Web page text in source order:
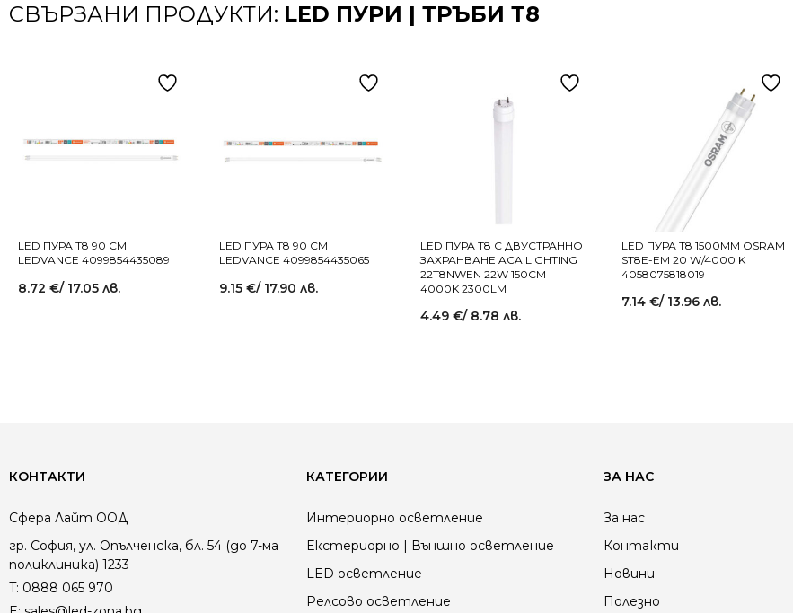
СВЪРЗАНИ ПРОДУКТИ: LED ПУРИ | ТРЪБИ Т8
LED ПУРА T8 90 СМ
LEDVANCE 4099854435089
8.72 €/ 17.05 лв.
LED ПУРА T8 90 СМ
LEDVANCE 4099854435065
9.15 €/ 17.90 лв.
LED ПУРА T8 С ДВУСТРАННО
ЗАХРАНВАНЕ ACA LIGHTING
22T8NWEN 22W 150СМ
4000K 2300LM
4.49 €/ 8.78 лв.
LED ПУРА Т8 1500MM OSRAM
ST8E-EM 20 W/4000 K
4058075818019
7.14 €/ 13.96 лв.
КОНТАКТИ
Сфера Лайт ООД
гр. София, ул. Опълченска, бл. 54 (до 7-ма
поликлиника) 1233
T: 0888 065 970
КАТЕГОРИИ
Интериорно осветление
Екстериорно | Външно осветление
LED осветление
Релсово осветление
ЗА НАС
За нас
Контакти
Новини
Полезно